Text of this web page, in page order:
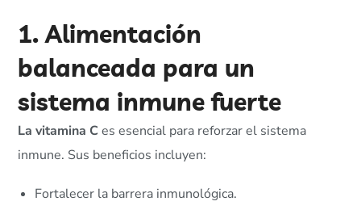
1. Alimentación
balanceada para un
sistema inmune fuerte
La vitamina Ces esencial para reforzar el sistema
inmune. Sus beneficios incluyen:
Fortalecer la barrera inmunológica.